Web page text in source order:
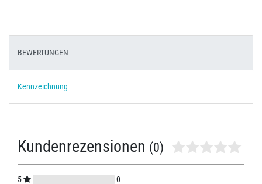
BEWERTUNGEN
Kennzeichnung
Kundenrezensionen (0)
5 0